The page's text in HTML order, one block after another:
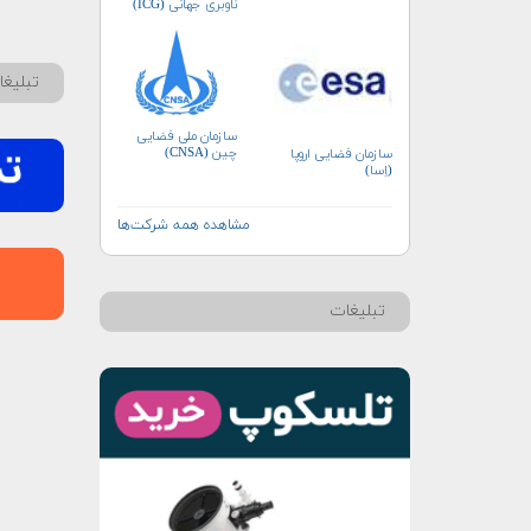
ناوبری جهانی (ICG)
سازمان فضایی اروپا
(اِسا)
سازمان ملی فضایی
چین (CNSA)
مشاهده همه شرکت‌ها
تبلیغات